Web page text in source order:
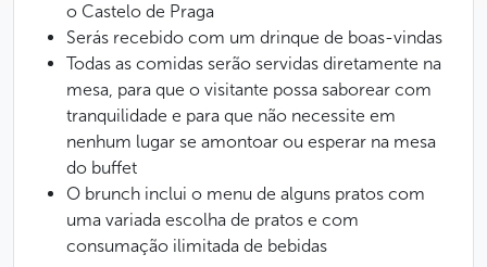
o Castelo de Praga
Serás recebido com um drinque de boas-vindas
Todas as comidas serão servidas diretamente na
mesa, para que o visitante possa saborear com
tranquilidade e para que não necessite em
nenhum lugar se amontoar ou esperar na mesa
do buffet
O brunch inclui o menu de alguns pratos com
uma variada escolha de pratos e com
consumação ilimitada de bebidas